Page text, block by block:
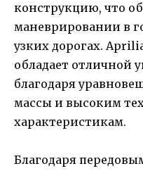
конструкцию, что
маневрировании в
узких дорогах.
обладает отличной
благодаря
массы и высоким
характеристикам.
Благодаря